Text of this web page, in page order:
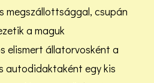
megszállottsággal, csupán
a maguk
elismert állatorvosként a
autodidaktaként egy kis